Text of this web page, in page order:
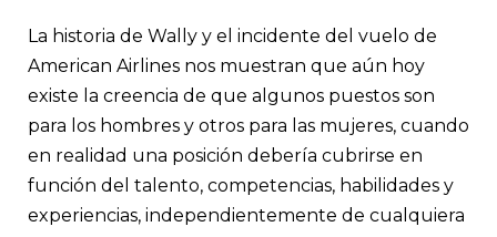
La historia de Wally y el incidente del vuelo de
American Airlines nos muestran que aún hoy
existe la creencia de que algunos puestos son
para los hombres y otros para las mujeres, cuando
en realidad una posición debería cubrirse en
función del talento, competencias, habilidades y
experiencias, independientemente de cualquiera